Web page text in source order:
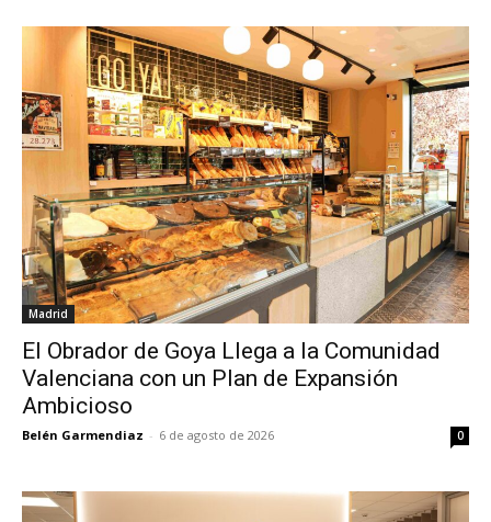
Madrid
El Obrador de Goya Llega a la Comunidad
Valenciana con un Plan de Expansión
Ambicioso
Belén Garmendiaz - 6 de agosto de 2026 0